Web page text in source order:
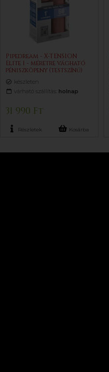
Pipedream - X-TENSION
Elite 1 - méretre vágható
péniszköpeny (testszínű)
készleten
várható szállítás: holnap
31 990 Ft
Részletek Kosárba